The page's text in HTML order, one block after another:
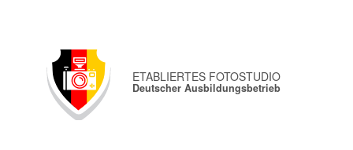
ETABLIERTES FOTOSTUDIO
Deutscher Ausbildungsbetrieb